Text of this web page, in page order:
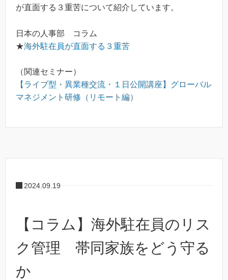
が直面する３重苦について紹介しています。
日本の人事部 コラム
★海外駐在員が直面する３重苦
（関連セミナー）
【ライブ型・異業種交流・１日公開講座】グローバル
マネジメント研修（リモート編）
2024.09.19
【コラム】海外駐在員のリス
ク管理 帯同家族をどう守る
か